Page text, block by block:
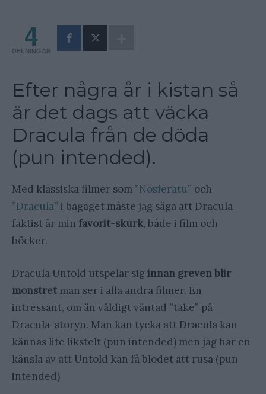
4
DELNINGAR
Efter några år i kistan så
är det dags att väcka
Dracula från de döda
(pun intended).
Med klassiska filmer som ”Nosferatu” och
”Dracula” i bagaget måste jag säga att Dracula
faktist är min favorit-skurk, både i film och
böcker.
Dracula Untold utspelar siginnan greven blir
monstretman ser i alla andra filmer. En
intressant, om än väldigt väntad ”take” på
Dracula-storyn. Man kan tycka att Dracula kan
kännas lite likstelt (pun intended) men jag har en
känsla av att Untold kan få blodet att rusa (pun
intended)